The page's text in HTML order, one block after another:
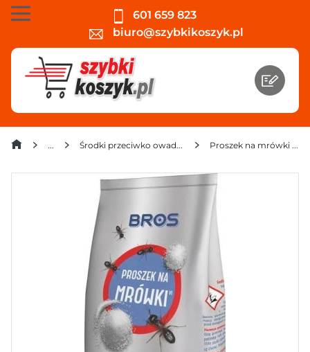
601 659 823
biuro@szybkikoszyk.pl
Środki przeciwko owadom, gryzoniom, kretom Proszek na mrówki Bros 1 kg zapas